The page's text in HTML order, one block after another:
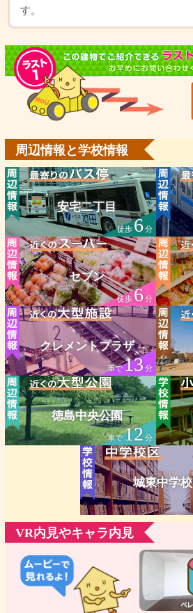
す。
周辺情報と学校情報
安宅二丁目
徒歩6分
セブン
徒歩6分
クレメントプラザ
車で13分
徳島中央公園
車で12 分
城東中学校
VR内見やキャラ内見